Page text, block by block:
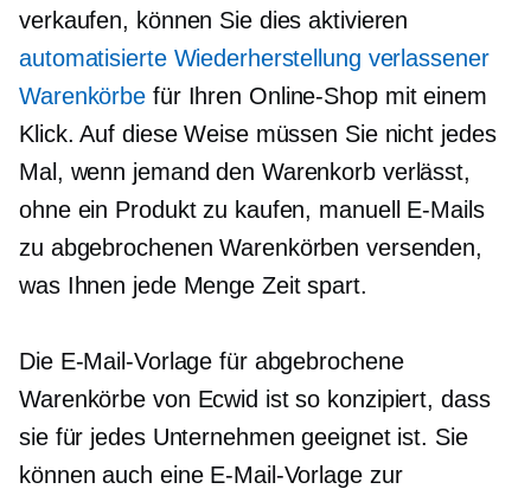
verkaufen, können Sie dies aktivieren
automatisierte Wiederherstellung verlassener
Warenkörbe für Ihren Online-Shop mit einem
Klick. Auf diese Weise müssen Sie nicht jedes
Mal, wenn jemand den Warenkorb verlässt,
ohne ein Produkt zu kaufen, manuell E-Mails
zu abgebrochenen Warenkörben versenden,
was Ihnen jede Menge Zeit spart.
Die E-Mail-Vorlage für abgebrochene
Warenkörbe von Ecwid ist so konzipiert, dass
sie für jedes Unternehmen geeignet ist. Sie
können auch eine E-Mail-Vorlage zur